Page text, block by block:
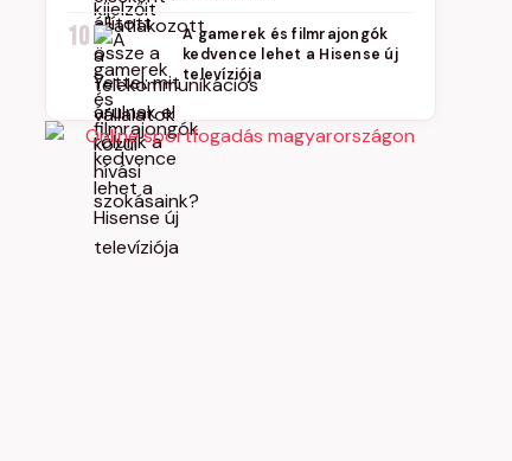
10
A gamerek és filmrajongók
kedvence lehet a Hisense új
televíziója